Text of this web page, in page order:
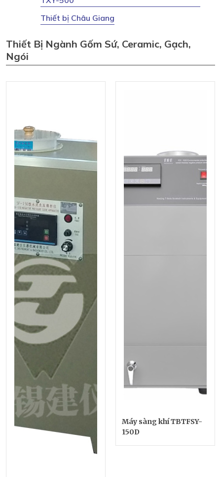
Thiết bị Châu Giang
Thiết Bị Ngành Gốm Sứ, Ceramic, Gạch,
Ngói
Máy sàng khí TBTFSY-
150D